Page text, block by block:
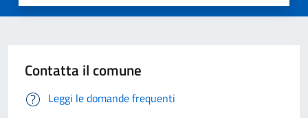
Contatta il comune
Leggi le domande frequenti